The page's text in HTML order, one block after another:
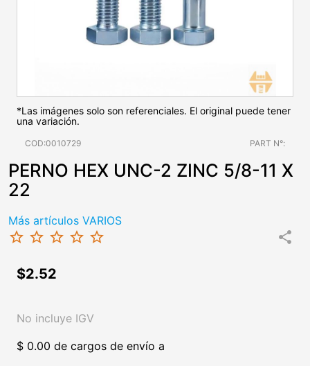
*Las imágenes solo son referenciales. El original puede tener
una variación.
COD:0010729 PART N°:
PERNO HEX UNC-2 ZINC 5/8-11 X
22
Más artículos VARIOS
star_border star_border star_border star_border star_border share
$2.52
No incluye IGV
$ 0.00 de cargos de envío a